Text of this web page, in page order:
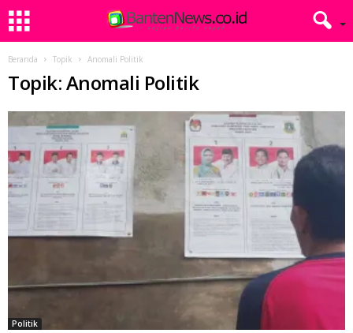
Beranda Topik Anomali Politik
Topik: Anomali Politik
Politik